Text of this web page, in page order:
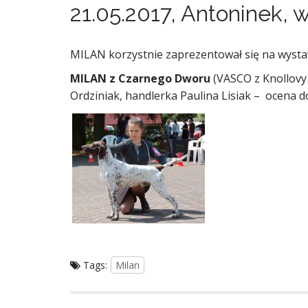
21.05.2017, Antoninek,
MILAN korzystnie zaprezentował się na
MILAN z Czarnego Dworu (VASCO z
Ordziniak, handlerka Paulina Lisiak – ocena
Tags: Milan